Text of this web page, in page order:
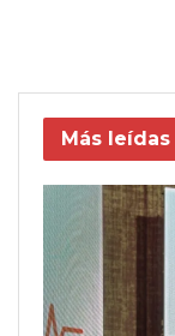
Más leídas